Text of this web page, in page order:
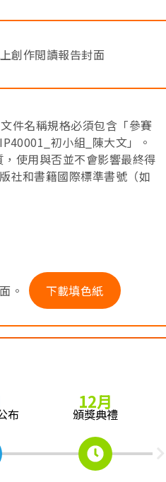
創作閲讀報告封面
件名稱規格必須包含「參賽
初小組_陳大文」。
使用與否並不會影響最終得
社和書籍國際標準書號（如
。 下載填色紙
布
12月
頒獎典禮